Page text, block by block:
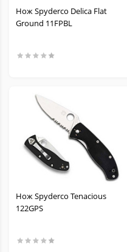
Нож Spyderco Delica Flat
Ground 11FPBL
Нож Spyderco Tenacious
122GPS